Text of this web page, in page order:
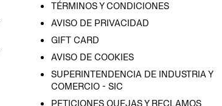
TÉRMINOS Y CONDICIONES
AVISO DE PRIVACIDAD
GIFT CARD
AVISO DE COOKIES
SUPERINTENDENCIA DE INDUSTRIA Y
COMERCIO - SIC
PETICIONES QUEJAS Y RECLAMOS